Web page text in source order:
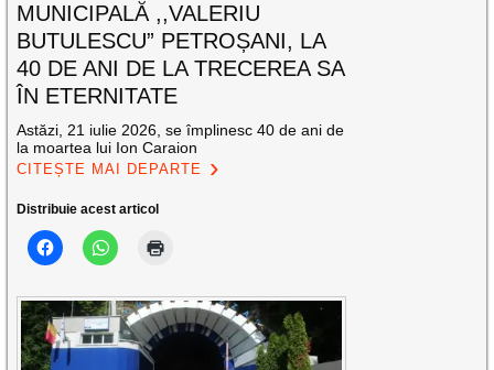
MUNICIPALĂ ,,VALERIU
BUTULESCU” PETROȘANI, LA
40 DE ANI DE LA TRECEREA SA
ÎN ETERNITATE
Astăzi, 21 iulie 2026, se împlinesc 40 de ani de
la moartea lui Ion Caraion
CITEȘTE MAI DEPARTE
Distribuie acest articol